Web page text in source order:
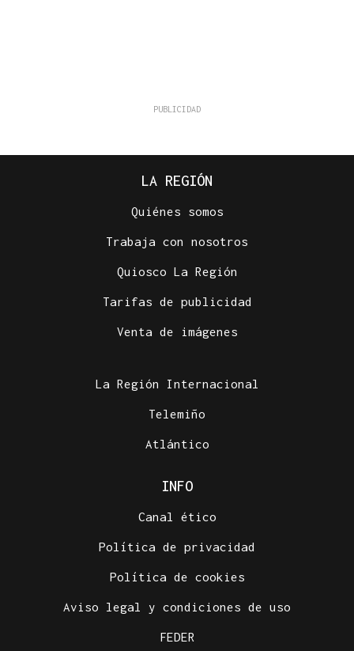
LA REGIÓN
Quiénes somos
Trabaja con nosotros
Quiosco La Región
Tarifas de publicidad
Venta de imágenes
La Región Internacional
Telemiño
Atlántico
INFO
Canal ético
Política de privacidad
Política de cookies
Aviso legal y condiciones de uso
FEDER